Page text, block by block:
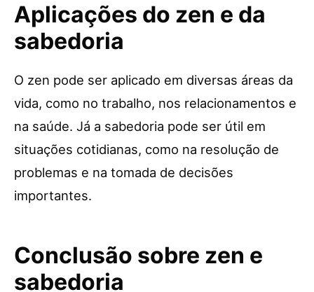
Aplicações do zen e da
sabedoria
O zen pode ser aplicado em diversas áreas da
vida, como no trabalho, nos relacionamentos e
na saúde. Já a sabedoria pode ser útil em
situações cotidianas, como na resolução de
problemas e na tomada de decisões
importantes.
Conclusão sobre zen e
sabedoria